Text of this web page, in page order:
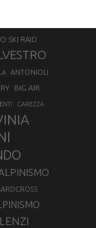
SKI RAID
ANTONIOLI
BIG AIR
CAREZZA